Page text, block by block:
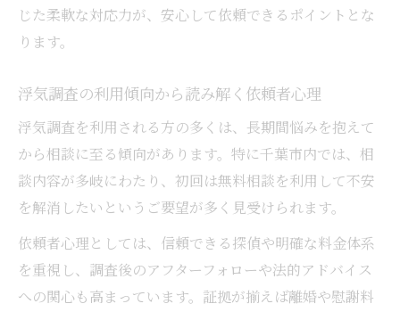
じた柔軟な対応力が、安心して依頼できるポイントとな
ります。
浮気調査の利用傾向から読み解く依頼者心理
浮気調査を利用される方の多くは、長期間悩みを抱えて
から相談に至る傾向があります。特に千葉市内では、相
談内容が多岐にわたり、初回は無料相談を利用して不安
を解消したいというご要望が多く見受けられます。
依頼者心理としては、信頼できる探偵や明確な料金体系
を重視し、調査後のアフターフォローや法的アドバイス
への関心も高まっています。証拠が揃えば離婚や慰謝料